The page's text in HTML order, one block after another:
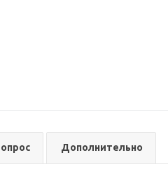
Дополнительно